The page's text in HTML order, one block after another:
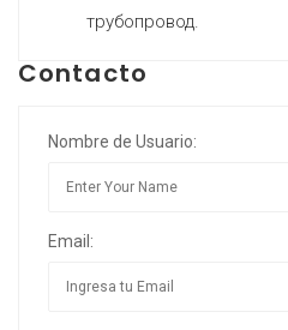
трубопровод.
Contacto
Nombre de Usuario:
Email: